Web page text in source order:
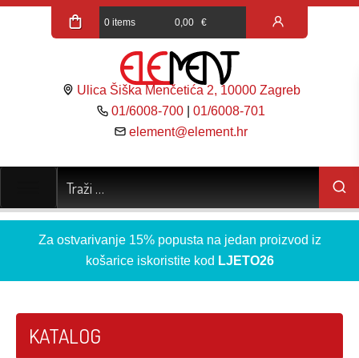
0 items 0,00 €
Ulica Šiška Menčetića 2, 10000 Zagreb
01/6008-700 |01/6008-701
element@element.hr
Za ostvarivanje 15% popusta na jedan proizvod iz
košarice iskoristite kod LJETO26
KATALOG